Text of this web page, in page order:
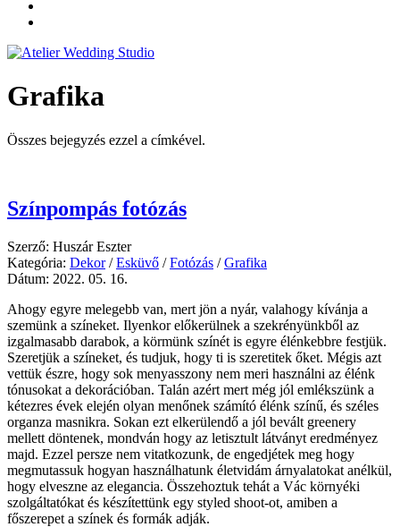
Grafika
Összes bejegyzés ezzel a címkével.
Színpompás fotózás
Szerző: Huszár Eszter
Kategória: Dekor/Esküvő /Fotózás /Grafika
Dátum: 2022. 05. 16.
Ahogy egyre melegebb van, mert jön a nyár, valahogy kívánja a
szemünk a színeket. Ilyenkor előkerülnek a szekrényünkből az
izgalmasabb darabok, a körmünk színét is egyre élénkebbre festjük.
Szeretjük a színeket, és tudjuk, hogy ti is szeretitek őket. Mégis azt
vettük észre, hogy sok menyasszony nem meri használni az élénk
tónusokat a dekorációban. Talán azért mert még jól emlékszünk a
kétezres évek elején olyan menőnek számító élénk színű, és széles
organza masnikra. Sokan ezt elkerülendő a jól bevált greenery
mellett döntenek, mondván hogy az letisztult látványt eredményez
majd. Ezzel persze nem vitatkozunk, de engedjétek meg hogy
megmutassuk hogyan használhatunk életvidám árnyalatokat anélkül,
hogy elveszne az elegancia. Összehoztuk tehát a Vác környéki
szolgáltatókat és készítettünk egy styled shoot-ot, amiben a
főszerepet a színek és formák adják.